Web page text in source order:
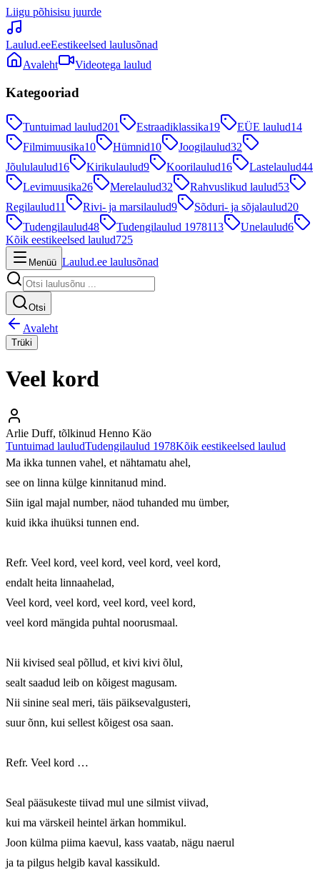
Liigu põhisisu juurde
Laulud.eeEestikeelsed laulusõnad
Avaleht
Videotega laulud
Kategooriad
Tuntuimad laulud201 Estraadiklassika19 EÜE laulud14
Filmimuusika10 Hümnid10 Joogilaulud32
Jõululaulud16 Kirikulaulud9 Koorilaulud16 Lastelaulud44
Levimuusika26 Merelaulud32 Rahvuslikud laulud53
Regilaulud11 Rivi- ja marsilaulud9 Sõduri- ja sõjalaulud20
Tudengilaulud48 Tudengilaulud 1978113 Unelaulud6
Kõik eestikeelsed laulud725
Menüü Laulud.ee laulusõnad
Otsi
Avaleht
Trüki
Veel kord
Arlie Duff, tõlkinud Henno Käo
Tuntuimad lauludTudengilaulud 1978Kõik eestikeelsed laulud
Ma ikka tunnen vahel, et nähtamatu ahel,
see on linna külge kinnitanud mind.
Siin igal majal number, näod tuhanded mu ümber,
kuid ikka ihuüksi tunnen end.
Refr. Veel kord, veel kord, veel kord, veel kord,
endalt heita linnaahelad,
Veel kord, veel kord, veel kord, veel kord,
veel kord mängida puhtal noorusmaal.
Nii kivised seal põllud, et kivi kivi õlul,
sealt saadud leib on kõigest magusam.
Nii sinine seal meri, täis päiksevalgusteri,
suur õnn, kui sellest kõigest osa saan.
Refr. Veel kord …
Seal pääsukeste tiivad mul une silmist viivad,
kui ma värskeil heintel ärkan hommikul.
Joon külma piima kaevul, kass vaatab, nägu naerul
ja ta pilgus helgib kaval kassikuld.